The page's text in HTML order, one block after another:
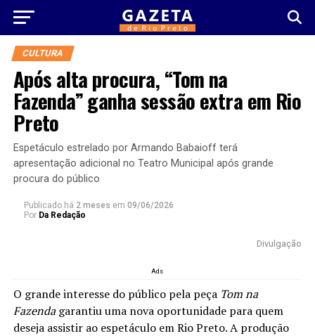
CULTURA
Após alta procura, “Tom na
Fazenda” ganha sessão extra em Rio
Preto
Espetáculo estrelado por Armando Babaioff terá
apresentação adicional no Teatro Municipal após grande
procura do público
Publicado há 2 meses em 09/06/2026
Por Da Redação
Divulgação
Ads
O grande interesse do público pela peça Tom na
Fazendagarantiu uma nova oportunidade para quem
deseja assistir ao espetáculo em Rio Preto. A produção